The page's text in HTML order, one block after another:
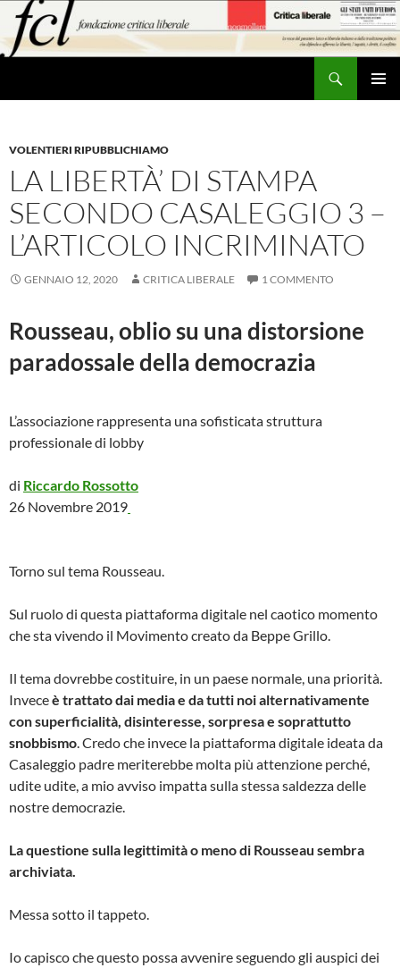
contenuto
VOLENTIERI RIPUBBLICHIAMO
LA LIBERTÀ’ DI STAMPA
SECONDO CASALEGGIO 3 –
L’ARTICOLO INCRIMINATO
GENNAIO 12, 2020 CRITICA LIBERALE 1 COMMENTO
Rousseau, oblio su una distorsione
paradossale della democrazia
L’associazione rappresenta una sofisticata struttura
professionale di lobby
di Riccardo Rossotto
26 Novembre 2019
Torno sul tema Rousseau.
Sul ruolo di questa piattaforma digitale nel caotico momento
che sta vivendo il Movimento creato da Beppe Grillo.
Il tema dovrebbe costituire, in un paese normale, una priorità.
Inveceè trattato dai media e da tutti noi alternativamente
con superficialità, disinteresse, sorpresa e soprattutto
snobbismo . Credo che invece la piattaforma digitale ideata da
Casaleggio padre meriterebbe molta più attenzione perché,
udite udite, a mio avviso impatta sulla stessa saldezza delle
nostre democrazie.
La questione sulla legittimità o meno di Rousseau sembra
archiviata.
Messa sotto il tappeto.
Io capisco che questo possa avvenire seguendo gli auspici dei